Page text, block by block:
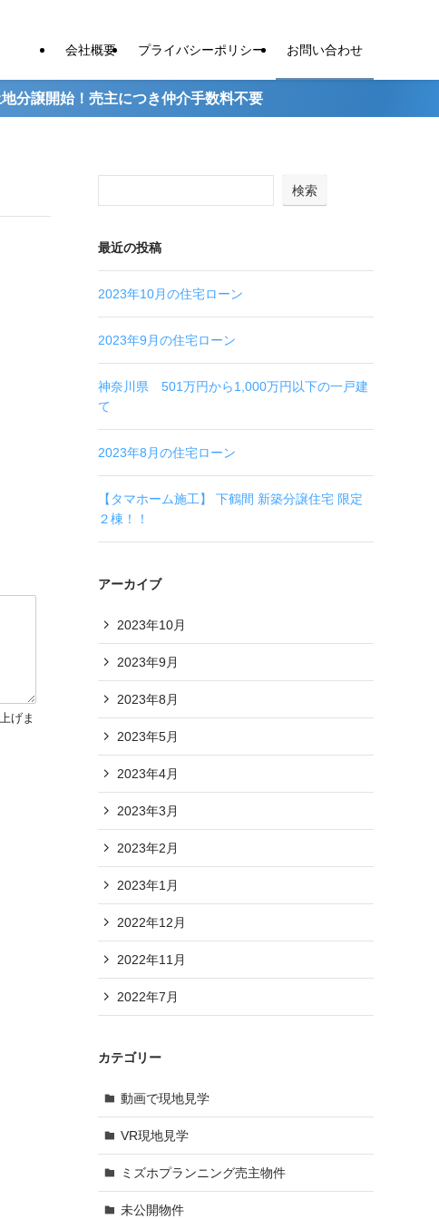
会社概要 プライバシーポリシー お問い合わせ
開始！売主につき仲介手数料不要
げま
検索
最近の投稿
2023年10月の住宅ローン
2023年9月の住宅ローン
神奈川県 501万円から1,000万円以下の一戸建
て
2023年8月の住宅ローン
【タマホーム施工】 下鶴間 新築分譲住宅 限定
２棟！！
アーカイブ
2023年10月
2023年9月
2023年8月
2023年5月
2023年4月
2023年3月
2023年2月
2023年1月
2022年12月
2022年11月
2022年7月
カテゴリー
動画で現地見学
VR現地見学
ミズホプランニング売主物件
未公開物件